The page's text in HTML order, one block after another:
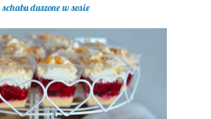
duszone w sosie